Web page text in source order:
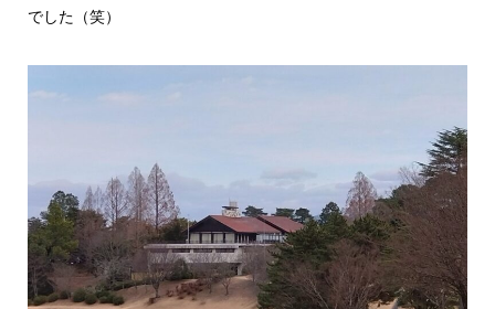
でした（笑）